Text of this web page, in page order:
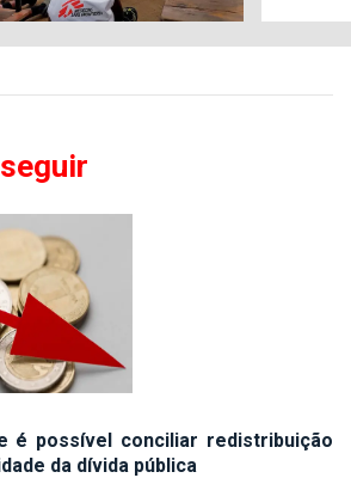
é possível conciliar redistribuição
da dívida pública